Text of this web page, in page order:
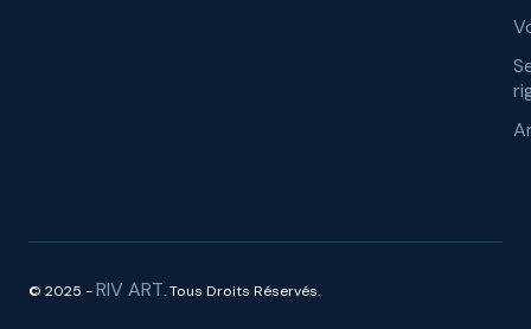
© 2025 -RIV ART. Tous Droits Réservés.